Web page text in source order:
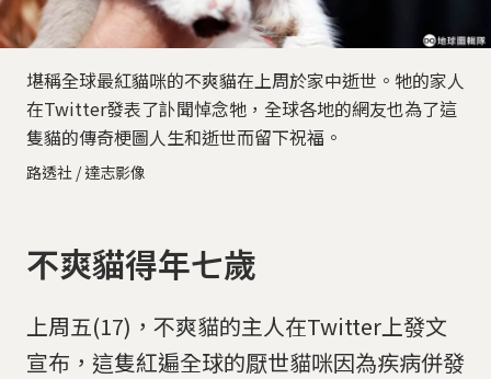
堪稱全球最紅貓咪的不爽貓在上周於家中逝世。牠的家人
在Twitter發表了訃聞悼念牠，全球各地的網友也為了這
隻貓的傳奇梗圖人生和逝世而留下祝福。
路透社 / 達志影像
不爽貓得年七歲
上周五(17)，不爽貓的主人在Twitter上發文
宣布，這隻紅遍全球的厭世貓咪因為疾病併發